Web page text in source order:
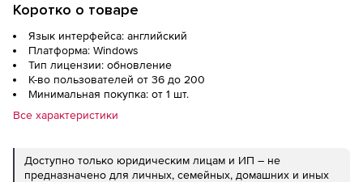
Коротко о товаре
Язык интерфейса: английский
Платформа: Windows
Тип лицензии: обновление
К-во пользователей от 36 до 200
Минимальная покупка: от 1 шт.
Все характеристики
Доступно только юридическим лицам и ИП – не
предназначено для личных, семейных, домашних и иных